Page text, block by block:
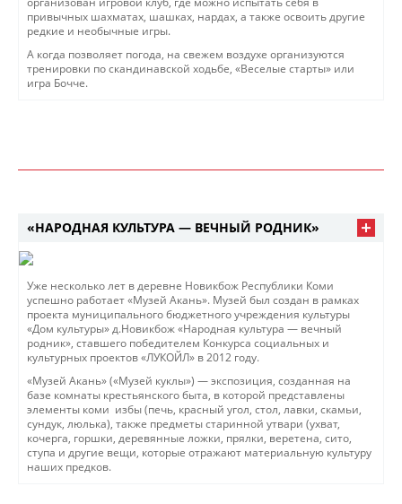
привычных шахматах, шашках, нардах, а также освоить другие
редкие и необычные игры.
А когда позволяет погода, на свежем воздухе организуются
тренировки по скандинавской ходьбе, «Веселые старты» или
игра Бочче.
«НАРОДНАЯ КУЛЬТУРА — ВЕЧНЫЙ РОДНИК»
Уже несколько лет в деревне Новикбож Республики Коми
успешно работает «Музей Акань». Музей был создан в рамках
проекта муниципального бюджетного учреждения культуры
«Дом культуры» д.Новикбож «Народная культура — вечный
родник», ставшего победителем Конкурса социальных и
культурных проектов «ЛУКОЙЛ» в 2012 году.
«Музей Акань» («Музей куклы») — экспозиция, созданная на
базе комнаты крестьянского быта, в которой представлены
элементы коми избы (печь, красный угол, стол, лавки, скамьи,
сундук, люлька), также предметы старинной утвари (ухват,
кочерга, горшки, деревянные ложки, прялки, веретена, сито,
ступа и другие вещи, которые отражают материальную культуру
наших предков.